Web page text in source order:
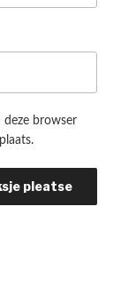
deze browser